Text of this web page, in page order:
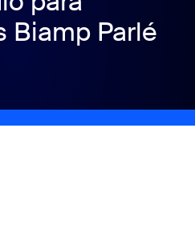
Biamp Parlé